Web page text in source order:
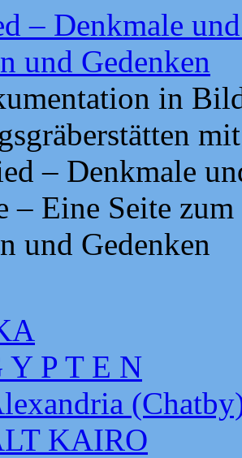
– Denkmale
und Gedenken
in
Y P T E N
KAIRO